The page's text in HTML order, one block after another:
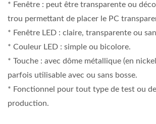
* Fenêtre : peut être transparente ou
trou permettant de placer le PC
* Fenêtre LED : claire, transparente ou
* Couleur LED : simple ou bicolore.
* Touche : avec dôme métallique (en
parfois utilisable avec ou sans bosse.
* Fonctionnel pour tout type de test ou
production.